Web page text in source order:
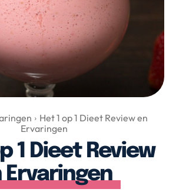
Top 5 van Valerie
Health & Beauty
Huis & Tuin
Nieuws & Media
Over Valerie
De Top 5
Contact
Het 1 op 1 Dieet Review en
Ervaringen
1 Dieet Review
Ervaringen